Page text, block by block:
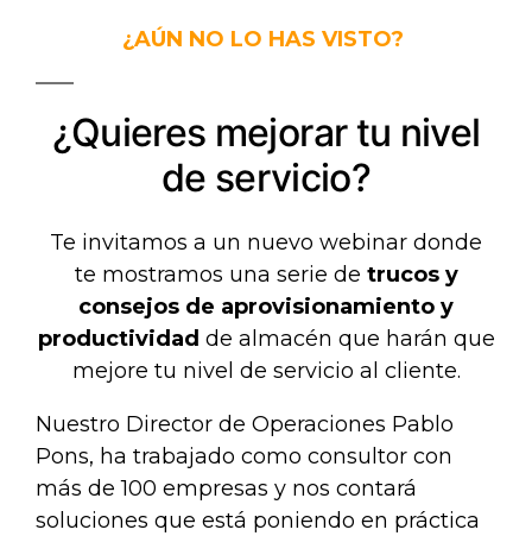
¿AÚN NO LO HAS VISTO?
¿Quieres mejorar tu nivel
de servicio?
Te invitamos a un nuevo webinar donde
te mostramos una serie de trucos y
consejos de aprovisionamiento y
productividad de almacén que harán que
mejore tu nivel de servicio al cliente.
Nuestro Director de Operaciones Pablo
Pons, ha trabajado como consultor con
más de 100 empresas y nos contará
soluciones que está poniendo en práctica